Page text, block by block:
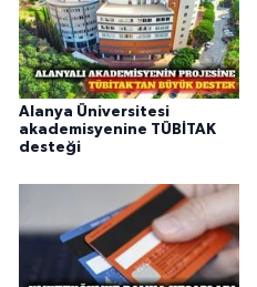
Alanya Üniversitesi
akademisyenine TÜBİTAK
desteği